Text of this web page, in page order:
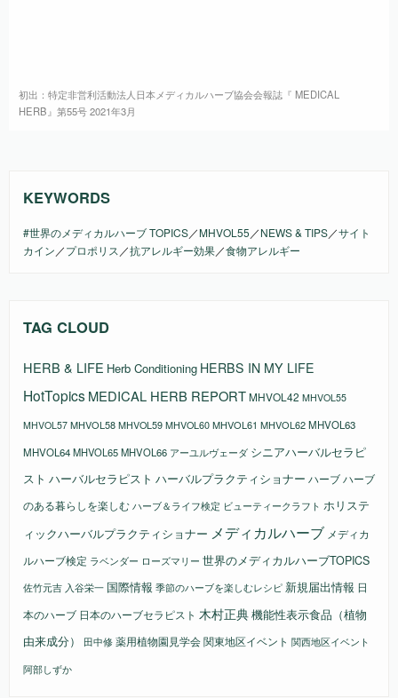
初出：特定非営利活動法人日本メディカルハーブ協会会報誌『 MEDICAL
HERB』第55号 2021年3月
KEYWORDS
#世界のメディカルハーブ TOPICS／MHVOL55 ／NEWS & TIPS／サイト
カイン ／プロポリス ／抗アレルギー効果／食物アレルギー
TAG CLOUD
HERB & LIFE Herb Conditioning HERBS IN MY LIFE
HotTopics MEDICAL HERB REPORTMHVOL42 MHVOL55
MHVOL57 MHVOL58 MHVOL59 MHVOL60 MHVOL61 MHVOL62MHVOL63
MHVOL64MHVOL65MHVOL66 アーユルヴェーダ シニアハーバルセラピ
スト ハーバルセラピスト ハーバルプラクティショナー ハーブハーブ
のある暮らしを楽しむ ハーブ＆ライフ検定 ビューティークラフト ホリステ
ィックハーバルプラクティショナー メディカルハーブ メディカ
ルハーブ検定 ラベンダー ローズマリー 世界のメディカルハーブTOPICS
佐竹元吉 入谷栄一 国際情報 季節のハーブを楽しむレシピ 新規届出情報 日
本のハーブ 日本のハーブセラピスト 木村正典機能性表示食品（植物
由来成分）
田中修 薬用植物園見学会関東地区イベント 関西地区イベント
阿部しずか